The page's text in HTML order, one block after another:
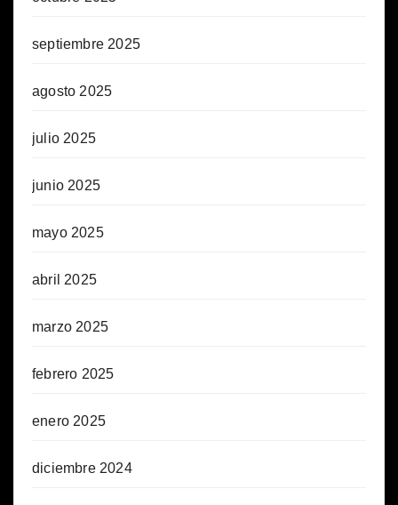
septiembre 2025
agosto 2025
julio 2025
junio 2025
mayo 2025
abril 2025
marzo 2025
febrero 2025
enero 2025
diciembre 2024